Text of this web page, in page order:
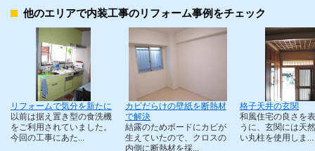
他のエリアで内装工事のリフォーム事例をチェック
リフォームで気分を新たに
以前は据え置き型の食洗機
をご利用されていました。
今回の工事にあた...
カビだらけの壁紙を断熱材
で解決
結露のためボードにカビが
生えていたので、クロスの
内側に断熱材を採...
格子天井の玄関
和風住宅の良さを
うに、玄関には天
い丸柱を使用しま...